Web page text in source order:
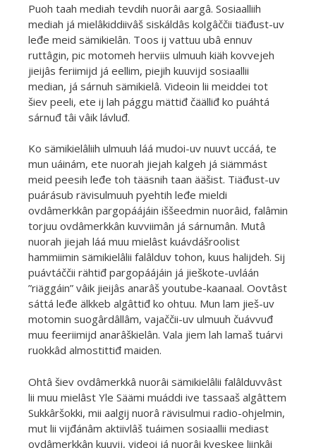
Puoh taah mediah tevdih nuorâi aargâ. Sosiaalliih
mediah já mielâkiddiivâš siskáldâs kolgâččii tiäđust-uv
leđe meid sämikielân. Toos ij vattuu ubâ ennuv
ruttâgin, pic motomeh herviis ulmuuh kiäh kovvejeh
jieijâs feriimijd já eellim, piejih kuuvijd sosiaallii
median, já sárnuh sämikielâ. Videoin lii meiddei tot
šiev peeli, ete ij lah pággu mättiđ čäälliđ ko puáhtá
sárnuđ tâi vâik lávluđ.
Ko sämikielâliih ulmuuh láá mudoi-uv nuuvt uccáá, te
mun uáinám, ete nuorah jiejah kalgeh já siämmást
meid peesih leđe toh tääsnih taan ääšist. Tiäđust-uv
puárásub rävisulmuuh pyehtih leđe mieldi
ovdâmerkkân pargopáájáin iššeedmin nuorâid, falâmin
torjuu ovdâmerkkân kuvviimân já sárnumân. Mutâ
nuorah jiejah láá muu mielâst kuávdášroolist
hammiimin sämikielâlii falâlduv tohon, kuus halijdeh. Sij
puávtáččii rähtiđ pargopáájáin já jieškote-uvláán
”riäggáin” vâik jieijâs anarâš youtube-kaanaal. Oovtâst
sáttá leđe älkkeb algâttiđ ko ohtuu. Mun lam jieš-uv
motomin suogârdâllâm, vajaččii-uv ulmuuh čuávvuđ
muu feeriimijd anarâškielân. Vala jiem lah lamaš tuárvi
ruokkâd almostittiđ maiden.
Ohtâ šiev ovdâmerkkâ nuorâi sämikielâlii falâlduvvâst
lii muu mielâst Yle Säämi muáddi ive tassaaš algâttem
Sukkâršokki, mii aalgij nuorâ rävisulmui radio-ohjelmin,
mut lii vijđánâm aktiivlâš tuáimen sosiaallii mediast
ovdâmerkkân kuuvij, videoi já nuorâi kyeskee liiŋkâi